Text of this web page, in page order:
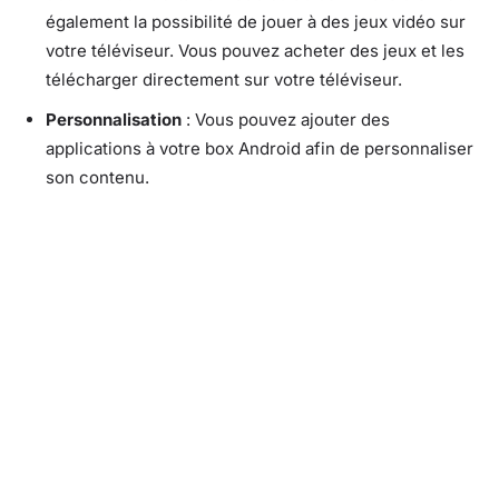
également la possibilité de jouer à des jeux vidéo sur
votre téléviseur. Vous pouvez acheter des jeux et les
télécharger directement sur votre téléviseur.
Personnalisation : Vous pouvez ajouter des
applications à votre box Android afin de personnaliser
son contenu.